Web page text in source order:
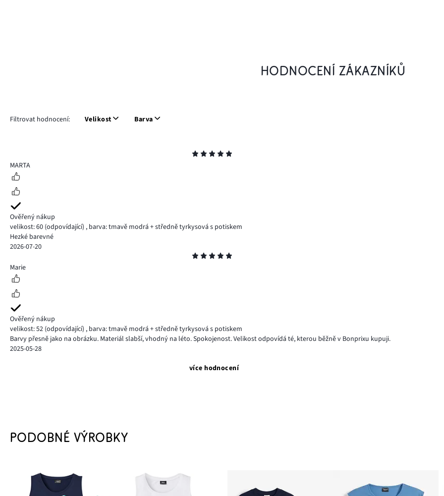
HODNOCENÍ ZÁKAZNÍKŮ
Filtrovat hodnocení: Velikost Barva
5
MARTA
Ověřený nákup
velikost: 60 (odpovídající) , barva: tmavě modrá + středně tyrkysová s potiskem
Hezké barevné
2026-07-20
5
Marie
Ověřený nákup
velikost: 52 (odpovídající) , barva: tmavě modrá + středně tyrkysová s potiskem
Barvy přesně jako na obrázku. Materiál slabší, vhodný na léto. Spokojenost. Velikost odpovídá té, kterou běžně v Bonprixu kupuji.
2025-05-28
více hodnocení
PODOBNÉ VÝROBKY